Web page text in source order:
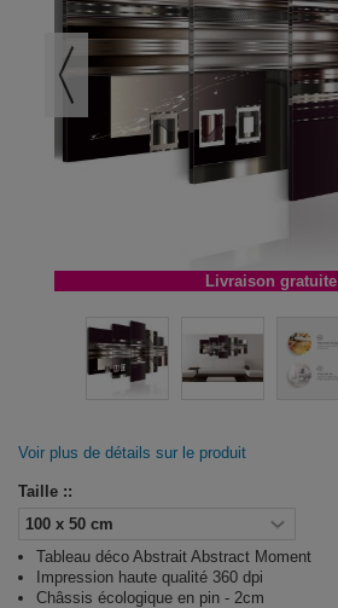
Livraison gratuite
Voir plus de détails sur le produit
Taille ::
Tableau déco Abstrait Abstract Moment
Impression haute qualité 360 dpi
Châssis écologique en pin - 2cm